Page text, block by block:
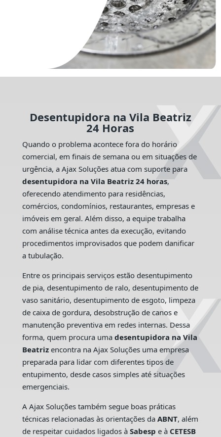
Desentupidora na Vila Beatriz
24 Horas
Quando o problema acontece fora do horário
comercial, em finais de semana ou em situações de
urgência, a Ajax Soluções atua com suporte para
desentupidora na Vila Beatriz 24 horas,
oferecendo atendimento para residências,
comércios, condomínios, restaurantes, empresas e
imóveis em geral. Além disso, a equipe trabalha
com análise técnica antes da execução, evitando
procedimentos improvisados que podem danificar
a tubulação.
Entre os principais serviços estão desentupimento
de pia, desentupimento de ralo, desentupimento de
vaso sanitário, desentupimento de esgoto, limpeza
de caixa de gordura, desobstrução de canos e
manutenção preventiva em redes internas. Dessa
forma, quem procura uma desentupidora na Vila
Beatrizencontra na Ajax Soluções uma empresa
preparada para lidar com diferentes tipos de
entupimento, desde casos simples até situações
emergenciais.
A Ajax Soluções também segue boas práticas
técnicas relacionadas às orientações da ABNT, além
de respeitar cuidados ligados à Sabesp e à CETESB